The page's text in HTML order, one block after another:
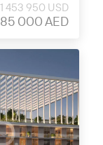
1 453 950 USD
000 AED